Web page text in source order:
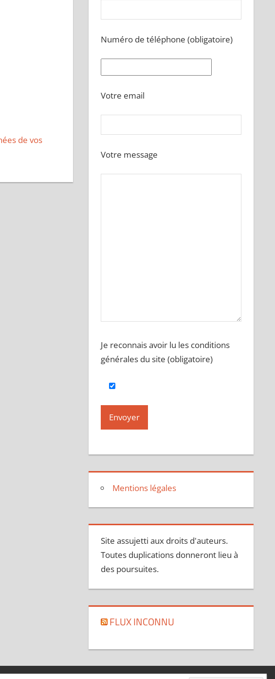
de vos
Numéro de téléphone (obligatoire)
Votre email
Votre message
Je reconnais avoir lu les conditions
générales du site (obligatoire)
Mentions légales
Site assujetti aux droits d'auteurs.
Toutes duplications donneront lieu à
des poursuites.
FLUX INCONNU